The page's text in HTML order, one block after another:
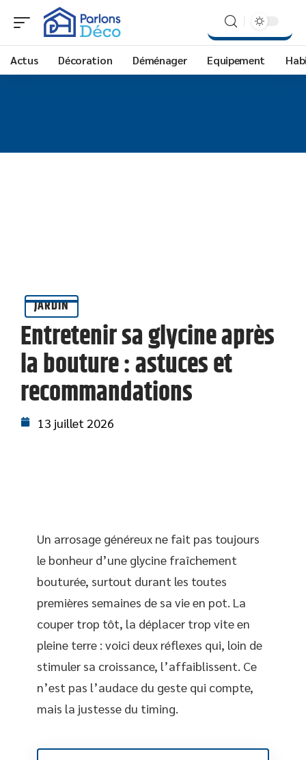
Actus Décoration Déménager Equipement
JARDIN
Entretenir sa glycine après
la bouture : astuces et
recommandations
13 juillet 2026
Un arrosage généreux ne fait pas toujours
le bonheur d’une glycine fraîchement
bouturée, surtout durant les toutes
premières semaines de sa vie en pot. La
couper trop tôt, la déplacer trop vite en
pleine terre : voici deux réflexes qui, loin de
stimuler sa croissance, l’affaiblissent. Ce
n’est pas l’audace du geste qui compte,
mais la justesse du timing.